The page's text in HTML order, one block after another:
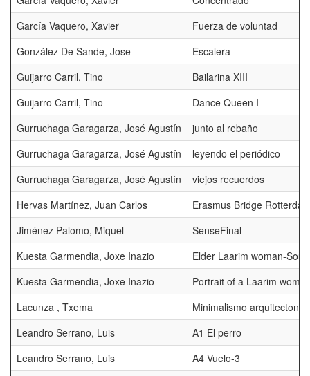
García Vaquero, Xavier
Fuerza de voluntad
González De Sande, Jose
Escalera
Guijarro Carril, Tino
Bailarina XIII
Guijarro Carril, Tino
Dance Queen I
Gurruchaga Garagarza, José Agustín
junto al rebaño
Gurruchaga Garagarza, José Agustín
leyendo el periódico
Gurruchaga Garagarza, José Agustín
viejos recuerdos
Hervas Martínez, Juan Carlos
Erasmus Bridge
Jiménez Palomo, Miquel
SenseFinal
Kuesta Garmendia, Joxe Inazio
Elder Laarim woman-
Kuesta Garmendia, Joxe Inazio
Portrait of a Laarim
Lacunza , Txema
Minimalismo
Leandro Serrano, Luis
A1 El perro
Leandro Serrano, Luis
A4 Vuelo-3